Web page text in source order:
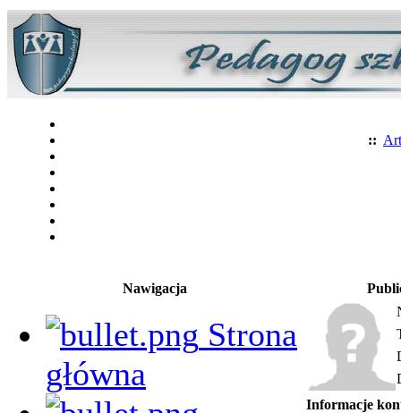
::
Nawigacja
Strona
główna
Informacje